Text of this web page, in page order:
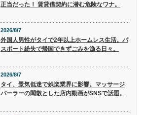
正当だった！ 賃貸借契約に潜む危険なワナ。
2026/8/7
外国人男性がタイで2年以上ホームレス生活。パ
スポート紛失で帰国できずごみを漁る日々。
2026/8/7
タイ、景気低迷で娯楽業界に影響。マッサージ
パーラーの閑散とした店内動画がSNSで話題。